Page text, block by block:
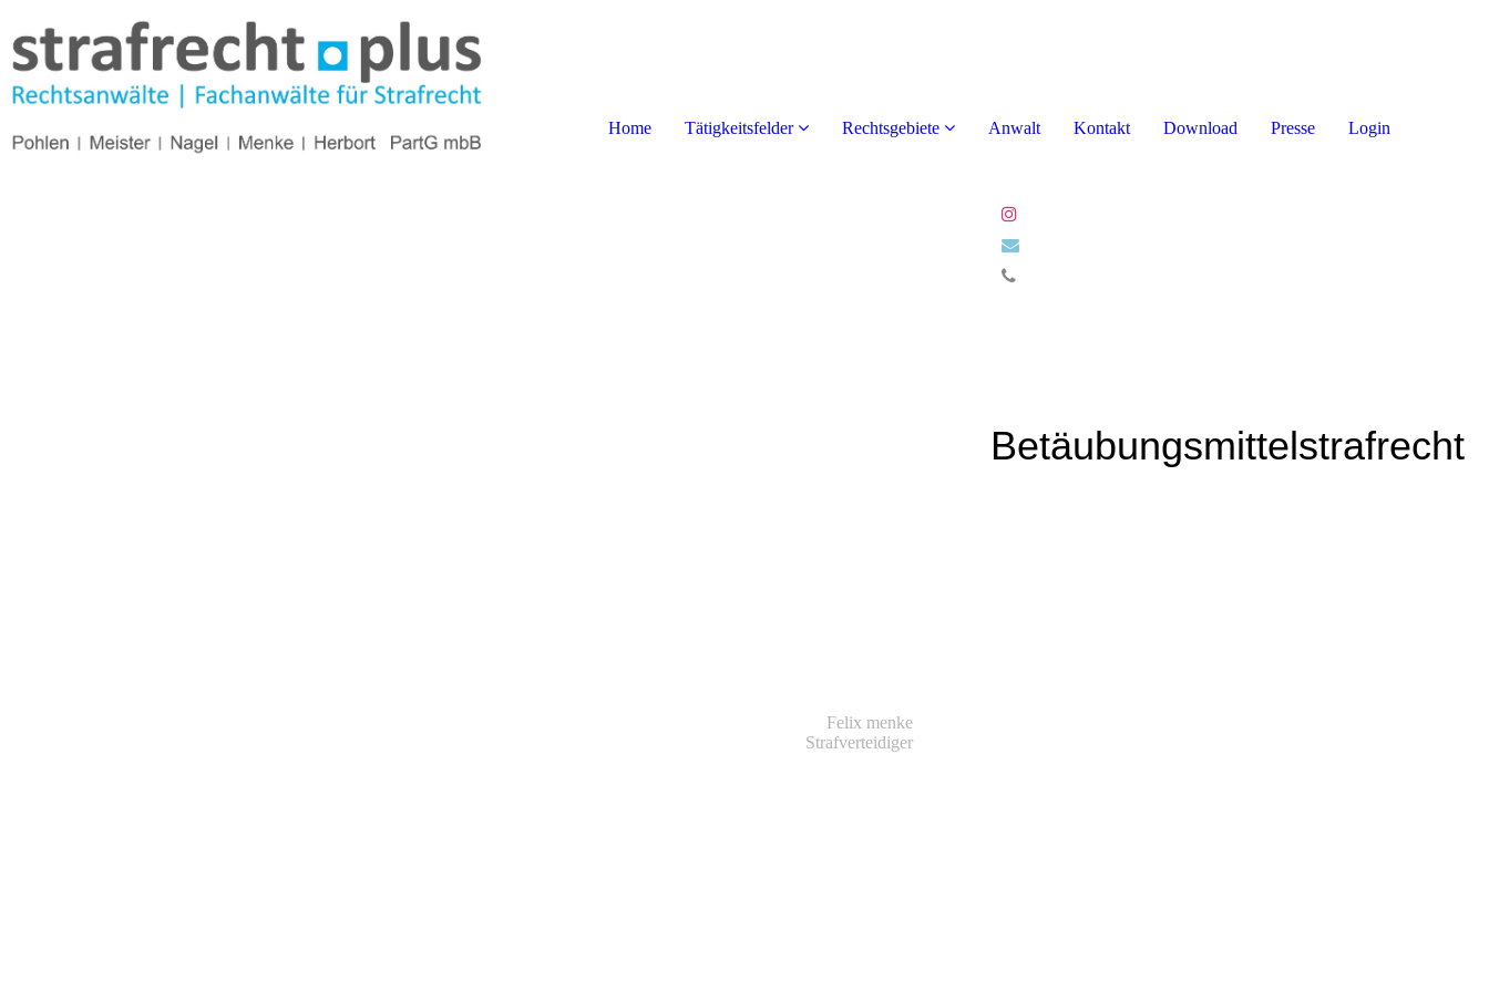
Home Tätigkeitsfelder Rechtsgebiete Anwalt Kontakt Download Presse Login
Felix menke
Strafverteidiger
Betäubungsmittelstrafrecht